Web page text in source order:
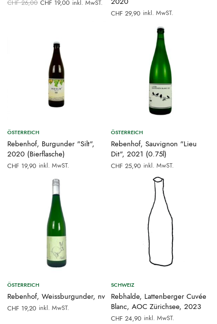
CHF26,00
Preis war:
CHF 19,00 inkl. MwST.
CHF 29,90 inkl. MwST.
ÖSTERREICH
Rebenhof, Burgunder "Silt",
2020 (Bierflasche)
CHF 19,90 inkl. MwST.
ÖSTERREICH
Rebenhof, Sauvignon "Lieu
Dit", 2021 (0.75l)
CHF 25,90 inkl. MwST.
ÖSTERREICH
Rebenhof, Weissburgunder, nv
CHF 19,20 inkl. MwST.
SCHWEIZ
Rebhalde, Lattenberger Cuvée
Blanc, AOC Zürichsee, 2023
CHF 24,90 inkl. MwST.